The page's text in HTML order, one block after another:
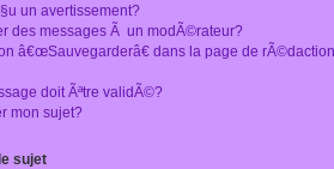
un avertissement?
des messages Ã un modÃ©rateur?
â€œSauvegarderâ€ dans la page de
doit Ãªtre validÃ©?
mon sujet?
sujet